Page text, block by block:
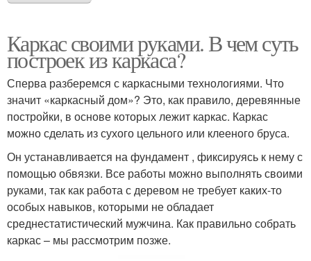
Каркас своими руками. В чем суть
построек из каркаса?
Сперва разберемся с каркасными технологиями. Что
значит «каркасный дом»? Это, как правило, деревянные
постройки, в основе которых лежит каркас. Каркас
можно сделать из сухого цельного или клееного бруса.
Он устанавливается на фундамент , фиксируясь к нему с
помощью обвязки. Все работы можно выполнять своими
руками, так как работа с деревом не требует каких-то
особых навыков, которыми не обладает
среднестатистический мужчина. Как правильно собрать
каркас – мы рассмотрим позже.